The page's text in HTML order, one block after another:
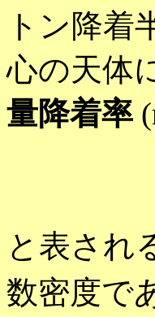
トン降着
心の天体
量降着率
と表され
数密度で